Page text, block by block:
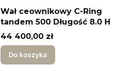
Wał ceownikowy C-Ring
tandem 500 Długość 8.0 H
Cena
44 400,00 zł
Do koszyka